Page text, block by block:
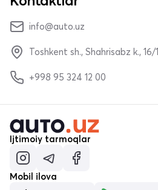
info@auto.uz
Toshkent sh., Shahrisabz k., 16/1
+998 95 324 12 00
Ijtimoiy tarmoqlar
Mobil ilova